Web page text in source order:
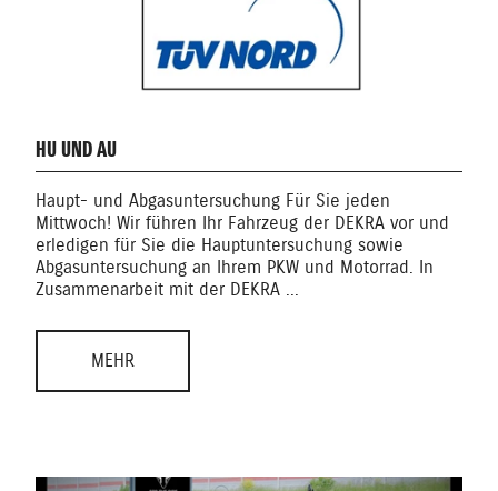
HU UND AU
Haupt- und Abgasuntersuchung Für Sie jeden
Mittwoch! Wir führen Ihr Fahrzeug der DEKRA vor und
erledigen für Sie die Hauptuntersuchung sowie
Abgasuntersuchung an Ihrem PKW und Motorrad. In
Zusammenarbeit mit der DEKRA ...
MEHR